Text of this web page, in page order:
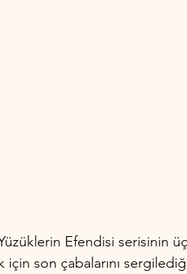
Efendisi serisinin
son çabalarını